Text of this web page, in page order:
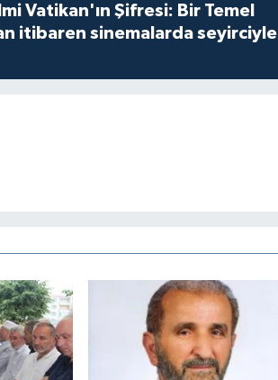
Vatikan'ın Şifresi: Bir Temel
itibaren sinemalarda seyirciyle